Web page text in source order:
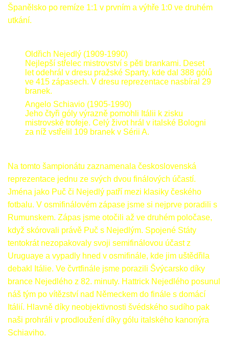
Španělsko po remíze 1:1 v prvním a výhře 1:0 ve druhém
utkání.
Oldřich Nejedlý (1909-1990)
Nejlepší střelec mistrovství s pěti brankami. Deset
let odehrál v dresu pražské Sparty, kde dal 388 gólů
ve 415 zápasech. V dresu reprezentace nasbíral 29
branek.
Angelo Schiavio (1905-1990)
Jeho čtyři góly výrazně pomohli Itálii k zisku
mistrovské trofeje. Celý život hrál v italské Bologni
za níž vstřelil 109 branek v Sérii A.
Na tomto šampionátu zaznamenala československá
reprezentace jednu ze svých dvou finálových účastí.
Jména jako Puč či Nejedlý patří mezi klasiky českého
fotbalu. V osmifinálovém zápase jsme si nejprve poradili s
Rumunskem. Zápas jsme otočili až ve druhém poločase,
když skórovali právě Puč s Nejedlým. Spojené Státy
tentokrát nezopakovaly svoji semifinálovou účast z
Uruguaye a vypadly hned v osmifinále, kde jim uštědřila
debakl Itálie. Ve čvrtfinále jsme porazili Švýcarsko díky
brance Nejedlého z 82. minuty. Hattrick Nejedlého posunul
náš tým po vítězství nad Německem do finále s domácí
Itálií. Hlavně díky neobjektivnosti švédského sudího pak
naši prohráli v prodloužení díky gólu italského kanonýra
Schiaviho.